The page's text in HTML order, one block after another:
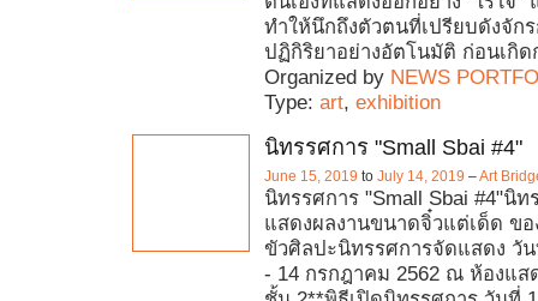
ทำให้นึกถึงตัวตนที่เปรียบดังจัก
ปฏิกิริยาอย่างอัตโนมัติ ก่อนเกิด
Organized by NEWS
Type: art, exhibition
นิทรรศการ "Small Sbai #4"
June 15, 2019 to July 14, 2019 –Art
นิทรรศการ "Small Sbai #4"นิท
แสดงผลงานขนาดจิ๋วแต่เด็ด ข
ขัวศิลปะนิทรรศการจัดแสดง วั
- 14 กรกฎาคม 2562 ณ ห้องแส